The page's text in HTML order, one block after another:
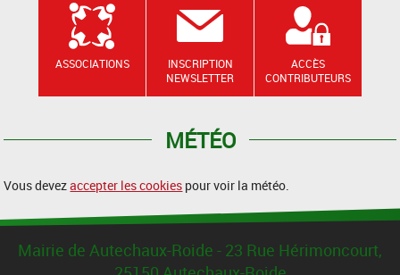
ASSOCIATIONS
INSCRIPTION
NEWSLETTER
ACCÈS
CONTRIBUTEURS
MÉTÉO
Vous devezaccepter les cookies pour voir la météo.
Mairie de Autechaux-Roide - 23 Rue Hérimoncourt,